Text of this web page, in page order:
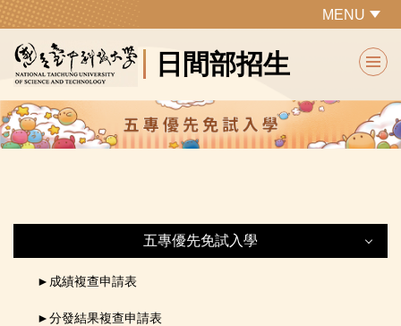
跳
主
要
內
容
區
日間部招生
MENU
五專優先免試入學
五專優先免試入學
► 成績複查申請表
► 分發結果複查申請表